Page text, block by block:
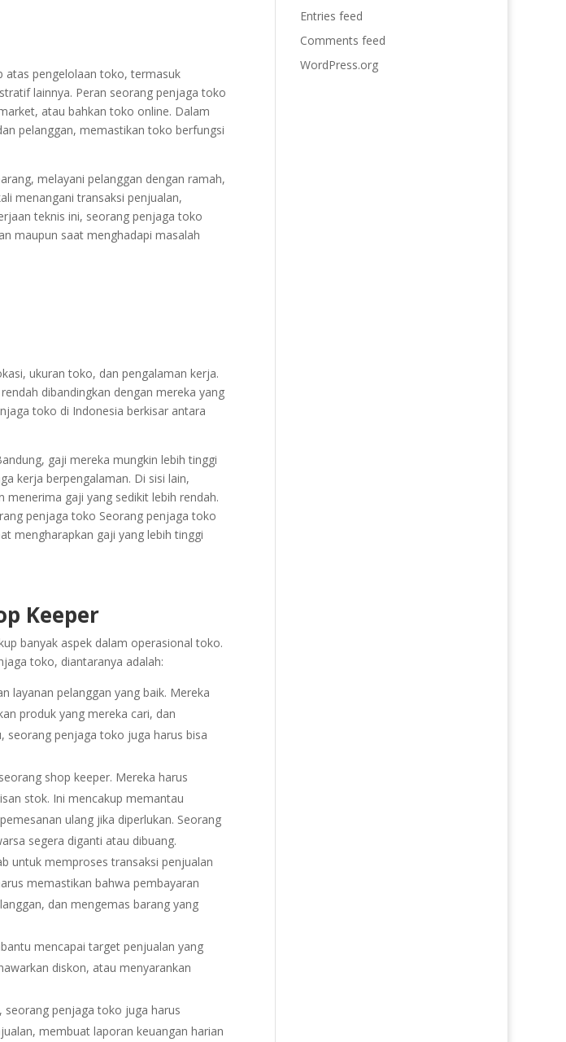
atas pengelolaan toko, termasuk
lainnya. Peran seorang penjaga toko
atau bahkan toko online. Dalam
pelanggan, memastikan toko berfungsi
melayani pelanggan dengan ramah,
menangani transaksi penjualan,
teknis ini, seorang penjaga toko
maupun saat menghadapi masalah
ukuran toko, dan pengalaman kerja.
dibandingkan dengan mereka yang
toko di Indonesia berkisar antara
gaji mereka mungkin lebih tinggi
kerja berpengalaman. Di sisi lain,
gaji yang sedikit lebih rendah.
penjaga toko Seorang penjaga toko
mengharapkan gaji yang lebih tinggi
Keeper
banyak aspek dalam operasional toko.
toko, diantaranya adalah:
layanan pelanggan yang baik. Mereka
produk yang mereka cari, dan
seorang penjaga toko juga harus bisa
shop keeper. Mereka harus
stok. Ini mencakup memantau
ulang jika diperlukan. Seorang
segera diganti atau dibuang.
untuk memproses transaksi penjualan
memastikan bahwa pembayaran
dan mengemas barang yang
mencapai target penjualan yang
diskon, atau menyarankan
seorang penjaga toko juga harus
membuat laporan keuangan harian
Entries feed
Comments feed
WordPress.org